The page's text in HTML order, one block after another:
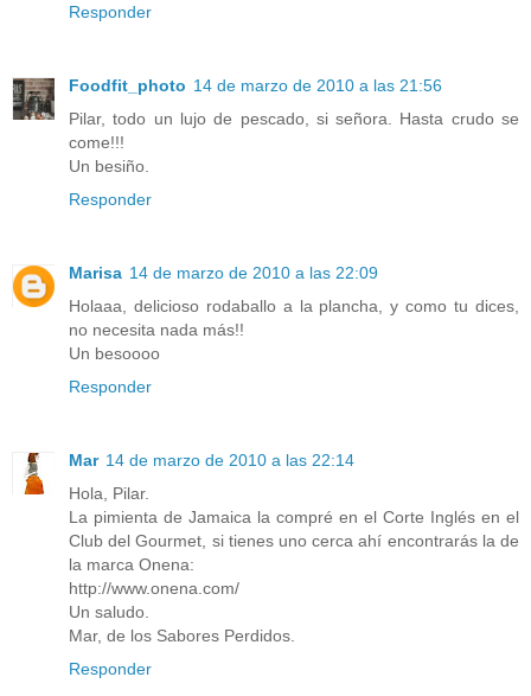
Responder
Foodfit_photo 14 de marzo de 2010 a las 21:56
Pilar, todo un lujo de pescado, si señora. Hasta crudo se
come!!!
Un besiño.
Responder
Marisa 14 de marzo de 2010 a las 22:09
Holaaa, delicioso rodaballo a la plancha, y como tu dices,
no necesita nada más!!
Un besoooo
Responder
Mar 14 de marzo de 2010 a las 22:14
Hola, Pilar.
La pimienta de Jamaica la compré en el Corte Inglés en el
Club del Gourmet, si tienes uno cerca ahí encontrarás la de
la marca Onena:
http://www.onena.com/
Un saludo.
Mar, de los Sabores Perdidos.
Responder